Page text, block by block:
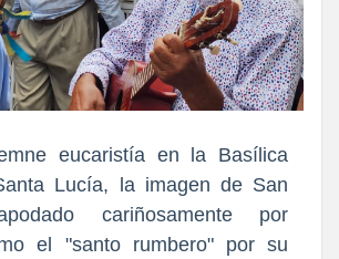
eucaristía en la Basílica
Lucía, la imagen de San
cariñosamente por
el "santo rumbero" por su